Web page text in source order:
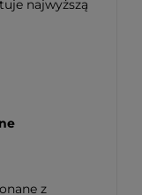
najwyższą
z